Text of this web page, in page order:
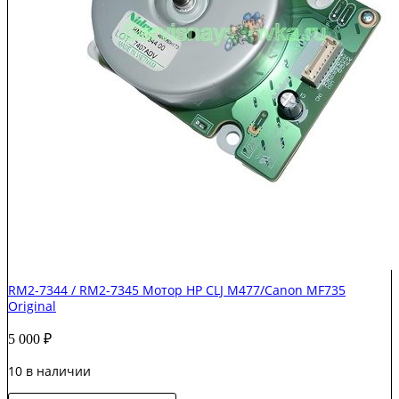
RM2-7344 / RM2-7345 Мотор HP CLJ M477/Canon MF735
Original
5 000 ₽
10 в наличии